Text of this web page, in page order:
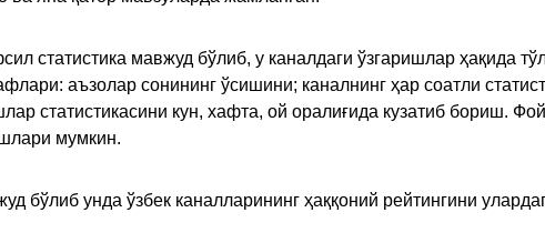
статистика мавжуд бўлиб, у каналдаги ўзгаришлар ҳақида
аъзолар сонининг ўсишини; каналнинг ҳар соатли
статистикасини кун, хафта, ой оралиғида кузатиб бориш.
мумкин.
бўлиб унда ўзбек каналларининг ҳаққоний рейтингини